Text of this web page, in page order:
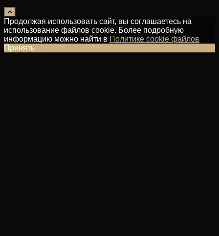
Продолжая использовать сайт, вы соглашаетесь на
использование файлов cookie. Более подробную
информацию можно найти в Политике cookie файлов
Принять